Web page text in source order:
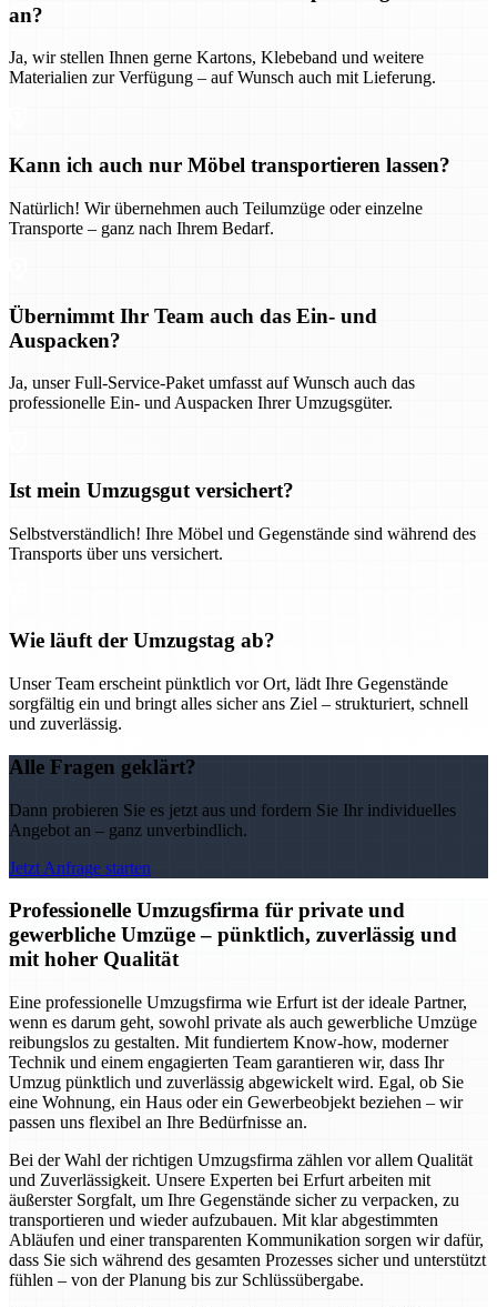
an?
Ja, wir stellen Ihnen gerne Kartons, Klebeband und weitere
Materialien zur Verfügung – auf Wunsch auch mit Lieferung.
Kann ich auch nur Möbel transportieren lassen?
Natürlich! Wir übernehmen auch Teilumzüge oder einzelne
Transporte – ganz nach Ihrem Bedarf.
Übernimmt Ihr Team auch das Ein- und
Auspacken?
Ja, unser Full-Service-Paket umfasst auf Wunsch auch das
professionelle Ein- und Auspacken Ihrer Umzugsgüter.
Ist mein Umzugsgut versichert?
Selbstverständlich! Ihre Möbel und Gegenstände sind während des
Transports über uns versichert.
Wie läuft der Umzugstag ab?
Unser Team erscheint pünktlich vor Ort, lädt Ihre Gegenstände
sorgfältig ein und bringt alles sicher ans Ziel – strukturiert, schnell
und zuverlässig.
Alle Fragen geklärt?
Dann probieren Sie es jetzt aus und fordern Sie Ihr individuelles
Angebot an – ganz unverbindlich.
Jetzt Anfrage starten
Professionelle Umzugsfirma für private und
gewerbliche Umzüge – pünktlich, zuverlässig und
mit hoher Qualität
Eine professionelle Umzugsfirma wie Erfurt ist der ideale Partner,
wenn es darum geht, sowohl private als auch gewerbliche Umzüge
reibungslos zu gestalten. Mit fundiertem Know-how, moderner
Technik und einem engagierten Team garantieren wir, dass Ihr
Umzug pünktlich und zuverlässig abgewickelt wird. Egal, ob Sie
eine Wohnung, ein Haus oder ein Gewerbeobjekt beziehen – wir
passen uns flexibel an Ihre Bedürfnisse an.
Bei der Wahl der richtigen Umzugsfirma zählen vor allem Qualität
und Zuverlässigkeit. Unsere Experten bei Erfurt arbeiten mit
äußerster Sorgfalt, um Ihre Gegenstände sicher zu verpacken, zu
transportieren und wieder aufzubauen. Mit klar abgestimmten
Abläufen und einer transparenten Kommunikation sorgen wir dafür,
dass Sie sich während des gesamten Prozesses sicher und unterstützt
fühlen – von der Planung bis zur Schlüssübergabe.